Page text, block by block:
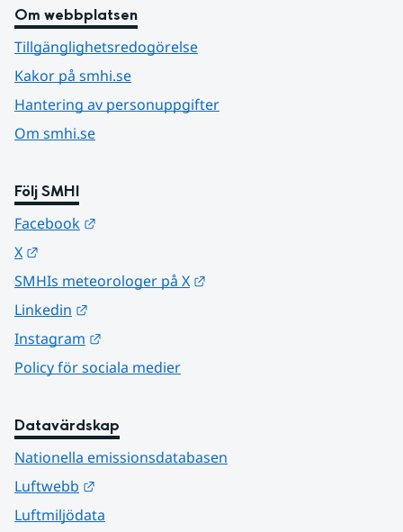
Om webbplatsen
Tillgänglighetsredogörelse
Kakor på smhi.se
Hantering av personuppgifter
Om smhi.se
Följ SMHI
Facebook
X
SMHIs meteorologer på X
Linkedin
Instagram
Policy för sociala medier
Datavärdskap
Nationella emissionsdatabasen
Luftwebb
Luftmiljödata